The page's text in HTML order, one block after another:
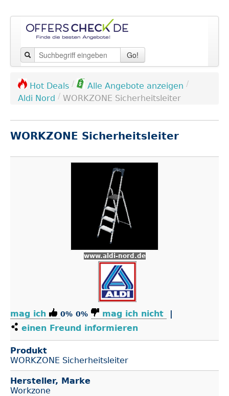
Go!
Hot Deals / Alle Angebote anzeigen /
Aldi Nord / WORKZONE Sicherheitsleiter
WORKZONE Sicherheitsleiter
www.aldi-nord.de
mag ich 0% 0% mag ich nicht
|
einen Freund informieren
Produkt
WORKZONE Sicherheitsleiter
Hersteller, Marke
Workzone